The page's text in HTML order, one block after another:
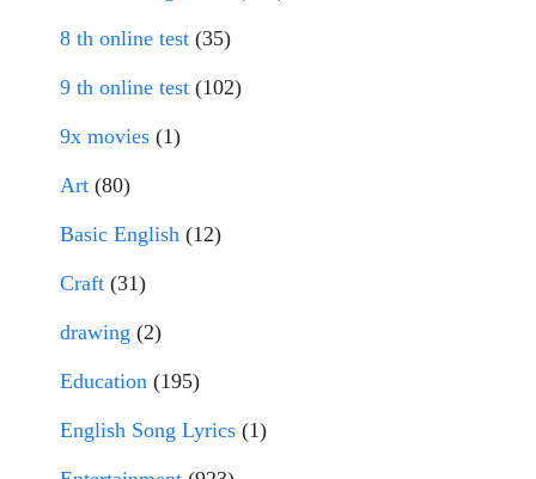
8 th online test (35)
9 th online test (102)
9x movies (1)
Art (80)
Basic English (12)
Craft (31)
drawing (2)
Education (195)
English Song Lyrics (1)